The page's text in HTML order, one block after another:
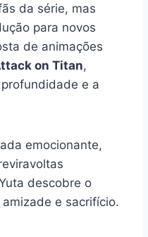
da série, mas
para novos
de animações
on Titan,
e a
emocionante,
descobre o
e sacrifício.